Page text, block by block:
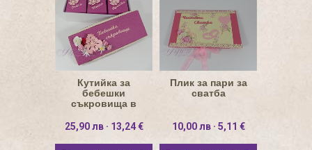
Кутийка за
бебешки
съкровища в
25,90 лв · 13,24 €
Плик за пари за
сватба
10,00 лв · 5,11 €